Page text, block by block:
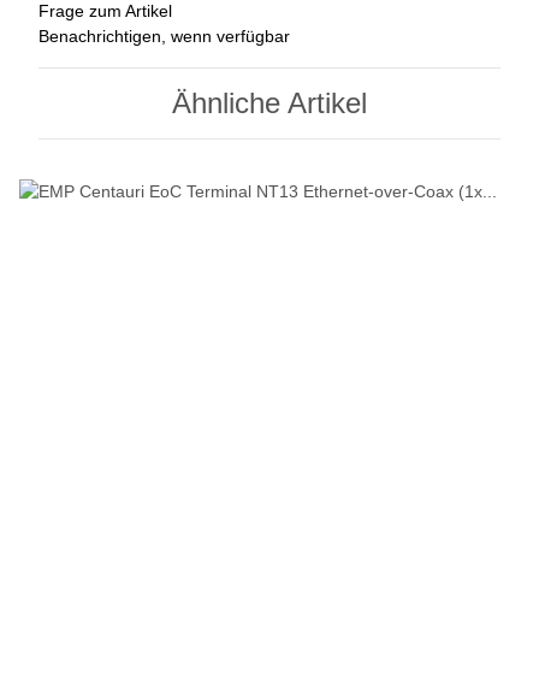
Frage zum Artikel
Benachrichtigen, wenn verfügbar
Ähnliche Artikel